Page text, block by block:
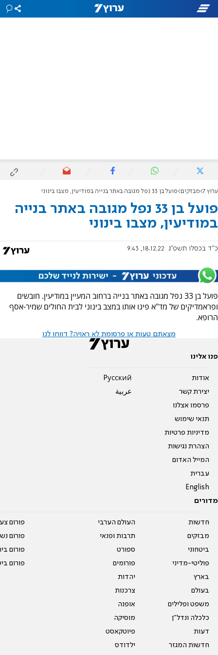
ערוץ 7 מבזקים פועל בן 33 נפל מגובה באתר בנייה במודיעין, מצבו בינוני
פועל בן 33 נפל מגובה באתר בנייה
במודיעין, מצבו בינוני
כ"ד בכסלו תשפ"ג 18.12.22, 9:43
פועל בן 33 נפל מגובה באתר בנייה ברחוב המעיין במודיעין. חובשים
ופראמדיקים של מד"א פינו אותו במצב בינוני לבית החולים שמיר-אסף
הרופא.
מצאתם טעות או פרסומת לא ראויה? דווחו לנו
פנו אלינו
אודות
יצירת קשר
פרסמו אצלנו
תנאי שימוש
מדיניות פרטיות
הצהרת נגישות
המייל האדום
עברית
English
Pусский
عربية
מדורים
חדשות
מבזקים
ביטחוני
פוליטי-מדיני
בארץ
בעולם
משפט ופלילים
כלכלה ונדל"ן
דעות
חדשות המגזר
העולם הערבי
תרבות ופנאי
ספורט
פורומים
יהדות
צרכנות
אופנה
מוסיקה
פיוטקאסט
ילדודס
פורום
פורום
פורום
פורום